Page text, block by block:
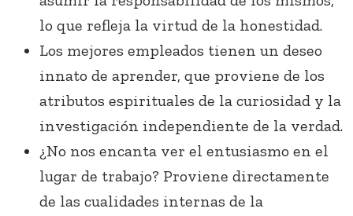
lo que refleja la virtud de la honestidad.
Los mejores empleados tienen un deseo
innato de aprender, que proviene de los
atributos espirituales de la curiosidad y la
investigación independiente de la verdad.
¿No nos encanta ver el entusiasmo en el
lugar de trabajo? Proviene directamente
de las cualidades internas de la